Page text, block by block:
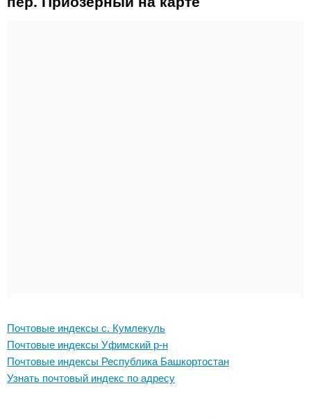
Почтовые индексы с. Кумлекуль
Почтовые индексы Уфимский р-н
Почтовые индексы Республика Башкортостан
Узнать почтовый индекс по адресу